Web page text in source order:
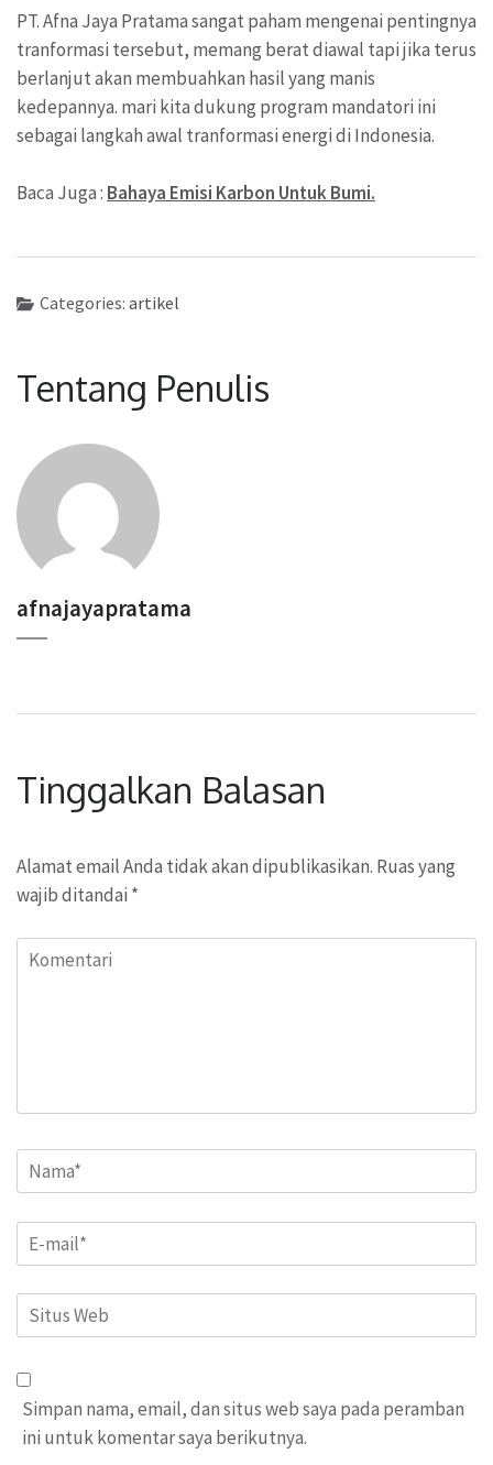
PT. Afna Jaya Pratama sangat paham mengenai pentingnya
tranformasi tersebut, memang berat diawal tapi jika terus
berlanjut akan membuahkan hasil yang manis
kedepannya. mari kita dukung program mandatori ini
sebagai langkah awal tranformasi energi di Indonesia.
Baca Juga : Bahaya Emisi Karbon Untuk Bumi.
Categories: artikel
Tentang Penulis
afnajayapratama
Tinggalkan Balasan
Alamat email Anda tidak akan dipublikasikan. Ruas yang
wajib ditandai *
Komentari
Name*
Email*
Situs
Web
Simpan nama, email, dan situs web saya pada peramban
ini untuk komentar saya berikutnya.